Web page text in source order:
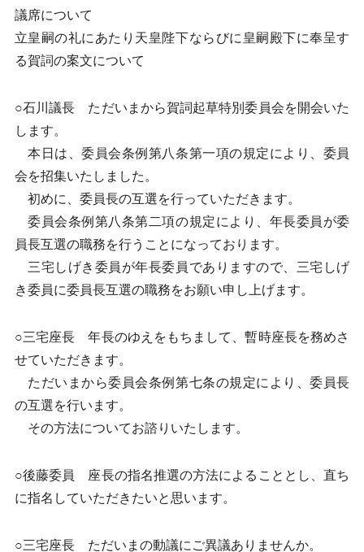
議席について
立皇嗣の礼にあたり天皇陛下ならびに皇嗣殿下に奉呈す
る賀詞の案文について
○石川議長 ただいまから賀詞起草特別委員会を開会いた
します。
本日は、委員会条例第八条第一項の規定により、委員
会を招集いたしました。
初めに、委員長の互選を行っていただきます。
委員会条例第八条第二項の規定により、年長委員が委
員長互選の職務を行うことになっております。
三宅しげき委員が年長委員でありますので、三宅しげ
き委員に委員長互選の職務をお願い申し上げます。
○三宅座長 年長のゆえをもちまして、暫時座長を務めさ
せていただきます。
ただいまから委員会条例第七条の規定により、委員長
の互選を行います。
その方法についてお諮りいたします。
○後藤委員 座長の指名推選の方法によることとし、直ち
に指名していただきたいと思います。
○三宅座長 ただいまの動議にご異議ありませんか。